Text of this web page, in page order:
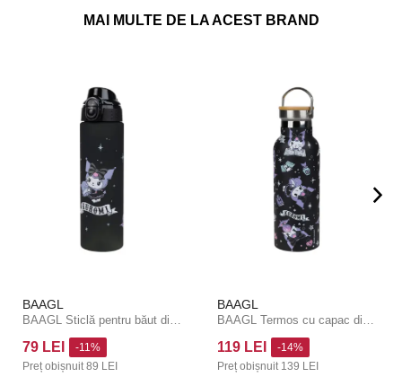
MAI MULTE DE LA ACEST BRAND
BAAGL
BAAGL Sticlă pentru băut din Tritan Kuromi Fortune Dream, 700 ml
79 LEI
Preț obișnuit 89 LEI
-11%
BAAGL
BAAGL Termos cu capac din bambus Kuromi Fortune Dream, 500 ml
119 LEI
Preț obișnuit 139 LEI
-14%